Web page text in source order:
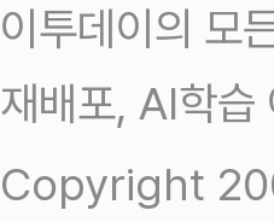
이투데이의 모
재배포, AI학습
Copyright